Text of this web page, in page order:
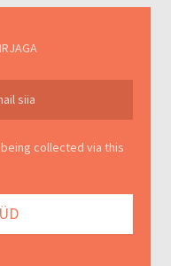
collected via this